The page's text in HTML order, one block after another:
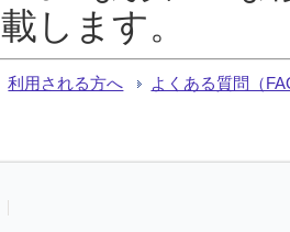
します。
利用される方へ よくある質問（